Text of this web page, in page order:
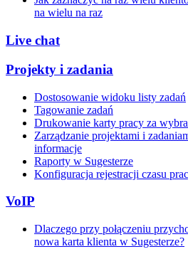
na wielu na raz
Live chat
Projekty i zadania
Dostosowanie widoku listy zadań
Tagowanie zadań
Drukowanie karty pracy za
Zarządzanie projektami i
informacje
Raporty w Sugesterze
Konfiguracja rejestracji czasu
VoIP
Dlaczego przy połączeniu
nowa karta klienta w Sugesterze?